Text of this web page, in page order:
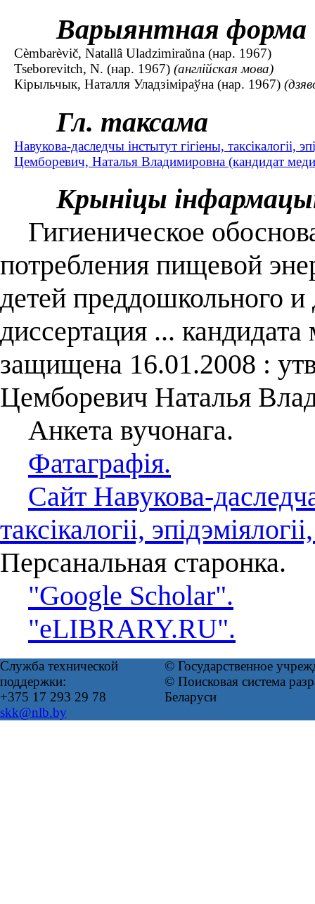
Варыянтная форма
Cèmbarèvіč, Natallâ Uladzіmіraŭna (нар. 1967)
Tseborevitch, N. (нар. 1967) (англійская мова)
Кірыльчык, Наталля Уладзіміраўна (нар. 1967)
Гл. таксама
Навукова-даследчы інстытут гігіены, таксікалогіі,
Цемборевич, Наталья Владимировна (кандидат
Крыніцы
Гигиеническое
потребления пищевой
детей преддошкольного
диссертация ...
защищена 16.01.2008 :
Цемборевич Наталья
Анкета вучонага.
Фатаграфія.
Сайт Навукова-
таксікалогіі,
Персанальная старонка.
"Google Scholar".
"eLIBRARY.RU".
Служба технической
поддержки:
+375 17 293 29 78
skk@nlb.by
© Государственное
© Поисковая система
Беларуси